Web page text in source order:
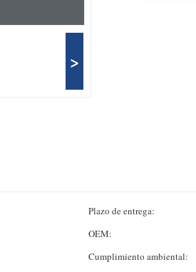
>
Plazo de entrega:
OEM:
Cumplimiento ambiental: